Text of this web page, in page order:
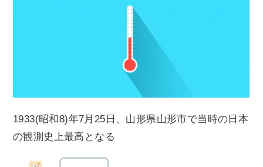
1933(昭和8)年7月25日、山形県山形市で当時の日本
の観測史上最高となる